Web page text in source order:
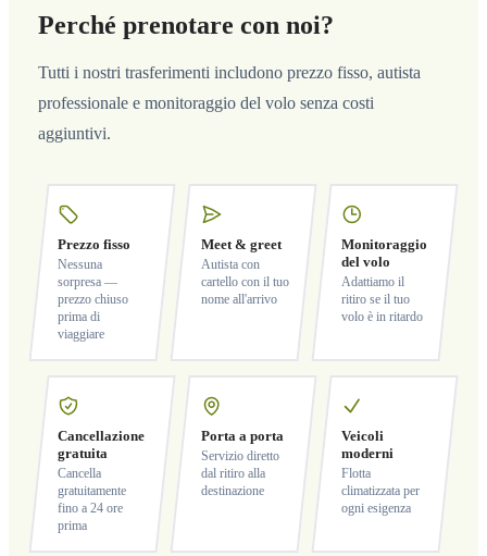
Perché prenotare con noi?
Tutti i nostri trasferimenti includono prezzo fisso, autista
professionale e monitoraggio del volo senza costi
aggiuntivi.
Prezzo fisso
Nessuna
sorpresa —
prezzo chiuso
prima di
viaggiare
Meet & greet
Autista con
cartello con il tuo
nome all'arrivo
Monitoraggio
del volo
Adattiamo il
ritiro se il tuo
volo è in ritardo
Cancellazione
gratuita
Cancella
gratuitamente
fino a 24 ore
prima
Porta a porta
Servizio diretto
dal ritiro alla
destinazione
Veicoli
moderni
Flotta
climatizzata per
ogni esigenza